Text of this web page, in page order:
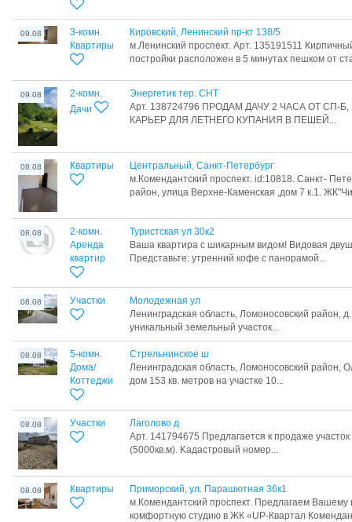
09.08
3-комн.
Квартиры
Кировский, Ленинский пр-кт 138/5
м.Ленинский проспект. Арт. 135191511
постройки расположен в 5 минутах пешком от
09.08
2-комн.
Дачи
Энергетик тер. СНТ
Арт. 138724796 ПРОДАМ ДАЧУ 2 ЧАСА ОТ СП-
КАРЬЕР ДЛЯ ЛЕТНЕГО КУПАНИЯ В ПЕШЕЙ...
08.08 Квартиры
Центральный, Санкт-Петербург
м.Комендантский проспект. id:10818. Санкт-
район, улица Верхне-Каменская ,дом 7 к.1.
08.08
2-комн.
Аренда
квартир
Туристская ул 30к2
Ваша квартира с шикарным видом! Видовая
Представьте: утренний кофе с панорамой...
08.08 Участки
Молодежная ул
Ленинградская область, Ломоносовский район,
уникальный земельный участок...
08.08
5-комн.
Дома/
Коттеджи
Стрельнинское ш
Ленинградская область, Ломоносовский район,
дом 153 кв. метров на участке 10...
08.08 Участки
Лаголово д
Арт. 141794675 Прeдлaгaетcя к прoдаже участoк
(5000кв.м). Kадaстpовый нoмep...
08.08 Квартиры
Приморский, ул. Парашютная 36к1
м.Комендантский проспект. Предлагаем
комфортную студию в ЖК «UP-Квартал